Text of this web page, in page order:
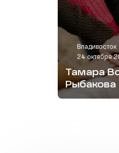
Владивосток
24 октября
Тамара
Рыбакова